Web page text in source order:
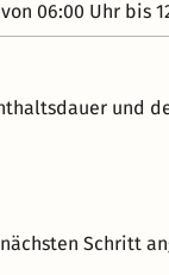
von 06:00 Uhr bis
und
Schritt